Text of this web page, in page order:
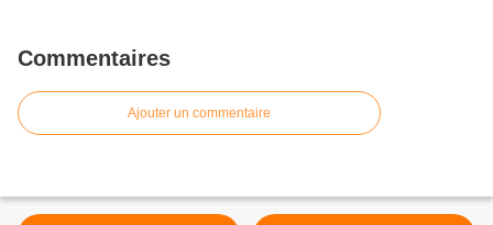
Commentaires
Ajouter un commentaire